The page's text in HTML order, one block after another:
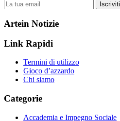
Iscriviti
Artein Notizie
Link Rapidi
Termini di utilizzo
Gioco d’azzardo
Chi siamo
Categorie
Accademia e Impegno Sociale